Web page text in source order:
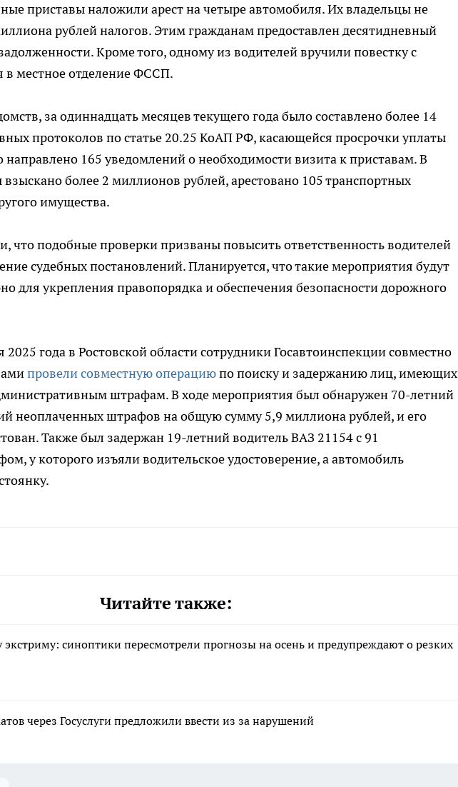
приставы наложили арест на четыре автомобиля. Их владельцы не
рублей налогов. Этим гражданам предоставлен десятидневный
Кроме того, одному из водителей вручили повестку с
в местное отделение ФССП.
за одиннадцать месяцев текущего года было составлено более 14
протоколов по статье 20.25 КоАП РФ, касающейся просрочки уплаты
165 уведомлений о необходимости визита к приставам. В
взыскано более 2 миллионов рублей, арестовано 105 транспортных
имущества.
что подобные проверки призваны повысить ответственность водителей
судебных постановлений. Планируется, что такие мероприятия будут
для укрепления правопорядка и обеспечения безопасности дорожного
года в Ростовской области сотрудники Госавтоинспекции совместно
провели совместную операциюпо поиску и задержанию лиц, имеющих
штрафам. В ходе мероприятия был обнаружен 70-летний
неоплаченных штрафов на общую сумму 5,9 миллиона рублей, и его
Также был задержан 19-летний водитель ВАЗ 21154 с 91
у которого изъяли водительское удостоверение, а автомобиль
Читайте также:
экстриму: синоптики пересмотрели прогнозы на осень и предупреждают о резких
через Госуслуги предложили ввести из за нарушений